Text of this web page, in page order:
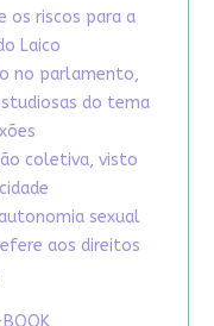
os riscos para a
Laico
no parlamento,
do tema
coletiva, visto
sexual
aos direitos
BOOK